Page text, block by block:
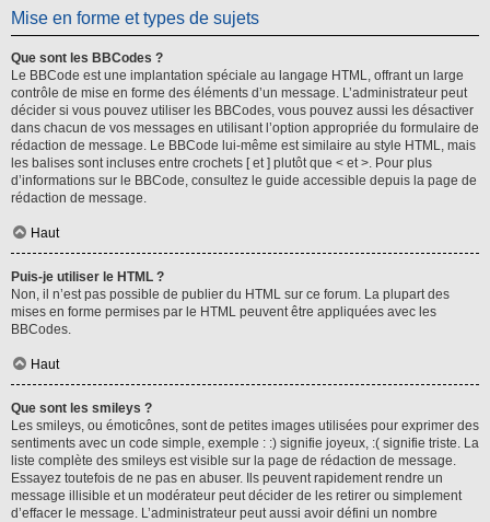
Mise en forme et types de sujets
Que sont les BBCodes ?
Le BBCode est une implantation spéciale au langage HTML, offrant un large
contrôle de mise en forme des éléments d’un message. L’administrateur peut
décider si vous pouvez utiliser les BBCodes, vous pouvez aussi les désactiver
dans chacun de vos messages en utilisant l’option appropriée du formulaire de
rédaction de message. Le BBCode lui-même est similaire au style HTML, mais
les balises sont incluses entre crochets [ et ] plutôt que < et >. Pour plus
d’informations sur le BBCode, consultez le guide accessible depuis la page de
rédaction de message.
Haut
Puis-je utiliser le HTML ?
Non, il n’est pas possible de publier du HTML sur ce forum. La plupart des
mises en forme permises par le HTML peuvent être appliquées avec les
BBCodes.
Haut
Que sont les smileys ?
Les smileys, ou émoticônes, sont de petites images utilisées pour exprimer des
sentiments avec un code simple, exemple : :) signifie joyeux, :( signifie triste. La
liste complète des smileys est visible sur la page de rédaction de message.
Essayez toutefois de ne pas en abuser. Ils peuvent rapidement rendre un
message illisible et un modérateur peut décider de les retirer ou simplement
d’effacer le message. L’administrateur peut aussi avoir défini un nombre